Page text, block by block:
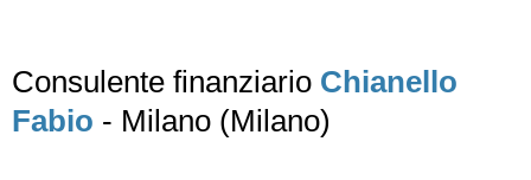
Consulente finanziario Chianello
Fabio - Milano (Milano)